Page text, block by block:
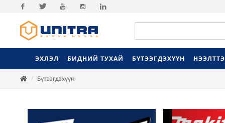
Facebook
ЭХЛЭЛ БИДНИЙ ТУХАЙ БҮТЭЭГДЭХҮҮН
Бүтээгдэхүүн